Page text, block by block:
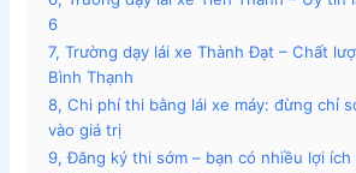
6
7, Trường dạy lái xe Thành Đạt – Chất
Bình Thạnh
8, Chi phí thi bằng lái xe máy: đừng chỉ
vào giá trị
9, Đăng ký thi sớm – bạn có nhiều lợi ích